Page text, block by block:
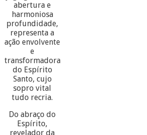
abertura e
harmoniosa
profundidade,
representa a
ação envolvente
e
transformadora
do Espírito
Santo, cujo
sopro vital
tudo recria.
Do abraço do
Espírito,
revelador da